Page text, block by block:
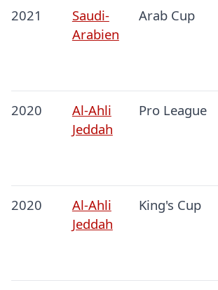
2021
Saudi-
Arabien
Arab Cup
2020
Al-Ahli
Jeddah
Pro League
2020
Al-Ahli
Jeddah
King's Cup